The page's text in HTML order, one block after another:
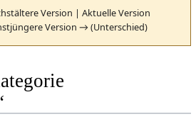
Version | Aktuelle Version
Version → (Unterschied)